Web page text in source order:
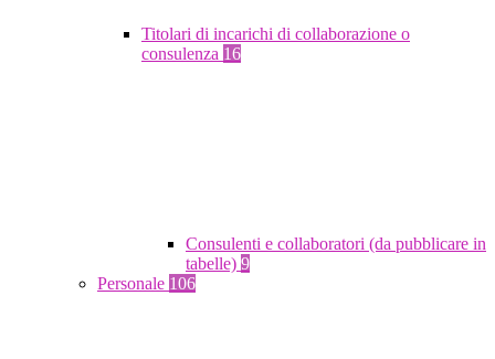
Titolari di incarichi di collaborazione o
consulenza 16
Consulenti e collaboratori (da pubblicare in
tabelle) 9
Personale 106